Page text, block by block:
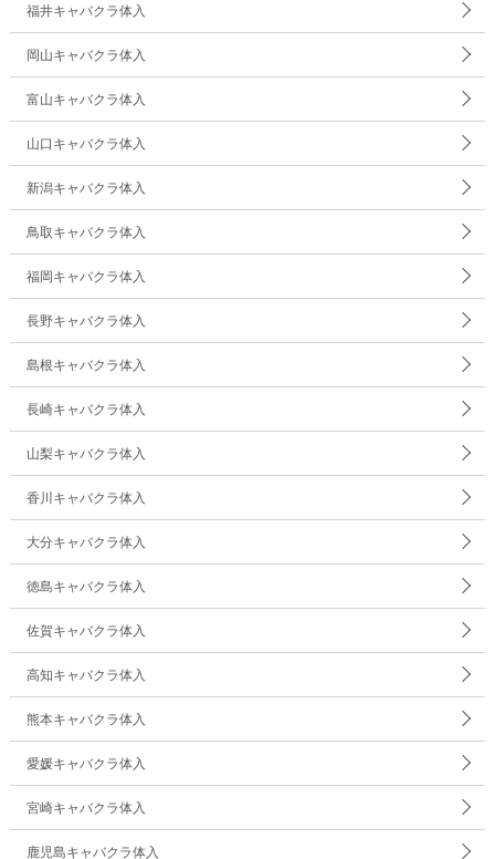
福井キャバクラ体入
岡山キャバクラ体入
富山キャバクラ体入
山口キャバクラ体入
新潟キャバクラ体入
鳥取キャバクラ体入
福岡キャバクラ体入
長野キャバクラ体入
島根キャバクラ体入
長崎キャバクラ体入
山梨キャバクラ体入
香川キャバクラ体入
大分キャバクラ体入
徳島キャバクラ体入
佐賀キャバクラ体入
高知キャバクラ体入
熊本キャバクラ体入
愛媛キャバクラ体入
宮崎キャバクラ体入
鹿児島キャバクラ体入